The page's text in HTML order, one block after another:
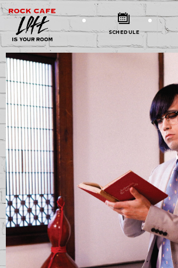
SCHEDULE